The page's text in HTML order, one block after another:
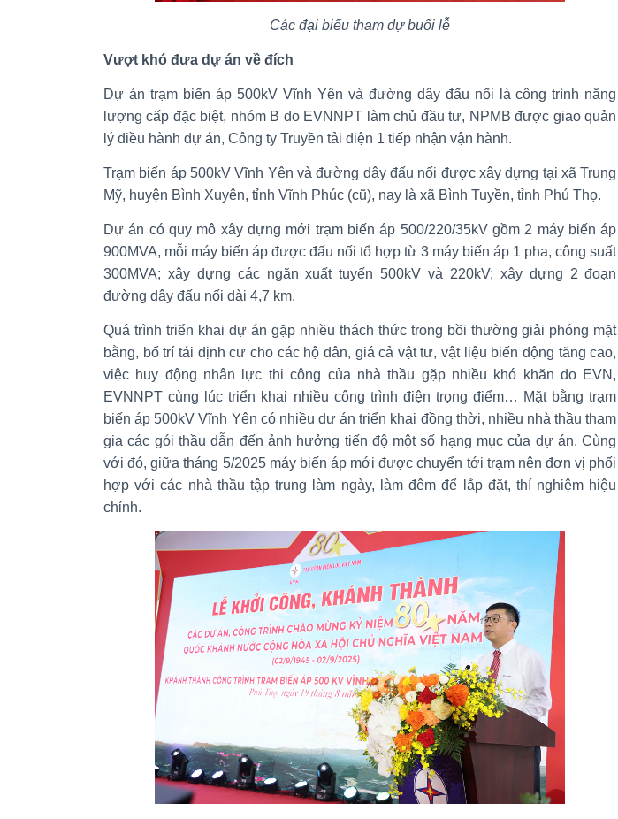
Các đại biểu tham dự buổi lễ
Vượt khó đưa dự án về đích
Dự án trạm biến áp 500kV Vĩnh Yên và đường dây đấu nối là công trình năng
lượng cấp đặc biệt, nhóm B do EVNNPT làm chủ đầu tư, NPMB được giao quản
lý điều hành dự án, Công ty Truyền tải điện 1 tiếp nhận vận hành.
Trạm biến áp 500kV Vĩnh Yên và đường dây đấu nối được xây dựng tại xã Trung
Mỹ, huyện Bình Xuyên, tỉnh Vĩnh Phúc (cũ), nay là xã Bình Tuyền, tỉnh Phú Thọ.
Dự án có quy mô xây dựng mới trạm biến áp 500/220/35kV gồm 2 máy biến áp
900MVA, mỗi máy biến áp được đấu nối tổ hợp từ 3 máy biến áp 1 pha, công suất
300MVA; xây dựng các ngăn xuất tuyến 500kV và 220kV; xây dựng 2 đoạn
đường dây đấu nối dài 4,7 km.
Quá trình triển khai dự án gặp nhiều thách thức trong bồi thường giải phóng mặt
bằng, bố trí tái định cư cho các hộ dân, giá cả vật tư, vật liệu biến động tăng cao,
việc huy động nhân lực thi công của nhà thầu gặp nhiều khó khăn do EVN,
EVNNPT cùng lúc triển khai nhiều công trình điện trọng điểm… Mặt bằng trạm
biến áp 500kV Vĩnh Yên có nhiều dự án triển khai đồng thời, nhiều nhà thầu tham
gia các gói thầu dẫn đến ảnh hưởng tiến độ một số hạng mục của dự án. Cùng
với đó, giữa tháng 5/2025 máy biến áp mới được chuyển tới trạm nên đơn vị phối
hợp với các nhà thầu tập trung làm ngày, làm đêm để lắp đặt, thí nghiệm hiệu
chỉnh.